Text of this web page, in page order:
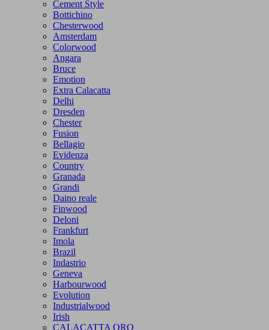
Cement Style
Bottichino
Chesterwood
Amsterdam
Colorwood
Angara
Bruce
Emotion
Extra Calacatta
Delhi
Dresden
Chester
Fusion
Bellagio
Evidenza
Country
Granada
Grandi
Daino reale
Finwood
Deloni
Frankfurt
Imola
Brazil
Indastrio
Geneva
Harbourwood
Evolution
Industrialwood
Irish
CALACATTA ORO